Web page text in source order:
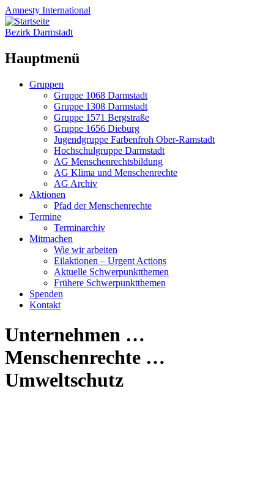
Amnesty International
Bezirk Darmstadt
Hauptmenü
Zum
Gruppen
Gruppe 1068 Darmstadt
Gruppe 1308 Darmstadt
Gruppe 1571 Bergstraße
Gruppe 1656 Dieburg
Jugendgruppe Farbenfroh Ober-Ramstadt
Hochschulgruppe Darmstadt
AG Menschenrechtsbildung
AG Klima und Menschenrechte
AG Archiv
Aktionen
Pfad der Menschenrechte
Termine
Terminarchiv
Mitmachen
Wie wir arbeiten
Eilaktionen – Urgent Actions
Aktuelle Schwerpunktthemen
Frühere Schwerpunktthemen
Spenden
Kontakt
Unternehmen …
Menschenrechte …
Umweltschutz